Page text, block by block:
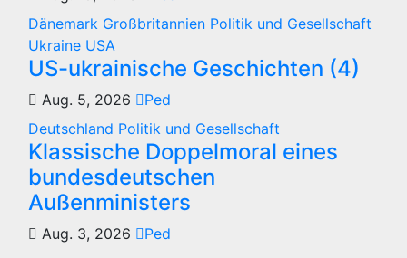
Dänemark Großbritannien Politik und Gesellschaft
Ukraine USA
US-ukrainische Geschichten (4)
Aug. 5, 2026
Ped
Deutschland Politik und Gesellschaft
Klassische Doppelmoral eines
bundesdeutschen
Außenministers
Aug. 3, 2026 Ped